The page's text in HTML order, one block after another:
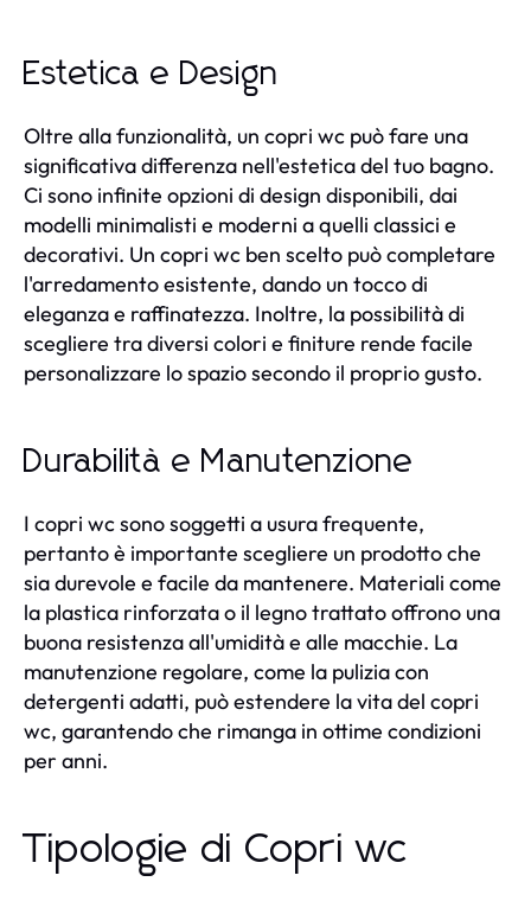
Estetica e Design
Oltre alla funzionalità, un copri wc può fare una
significativa differenza nell'estetica del tuo bagno.
Ci sono infinite opzioni di design disponibili, dai
modelli minimalisti e moderni a quelli classici e
decorativi. Un copri wc ben scelto può completare
l'arredamento esistente, dando un tocco di
eleganza e raffinatezza. Inoltre, la possibilità di
scegliere tra diversi colori e finiture rende facile
personalizzare lo spazio secondo il proprio gusto.
Durabilità e Manutenzione
I copri wc sono soggetti a usura frequente,
pertanto è importante scegliere un prodotto che
sia durevole e facile da mantenere. Materiali come
la plastica rinforzata o il legno trattato offrono una
buona resistenza all'umidità e alle macchie. La
manutenzione regolare, come la pulizia con
detergenti adatti, può estendere la vita del copri
wc, garantendo che rimanga in ottime condizioni
per anni.
Tipologie di Copri wc